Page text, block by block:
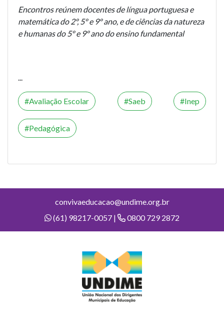
Encontros reúnem docentes de língua portuguesa e
matemática do 2º, 5º e 9º ano, e de ciências da natureza
e humanas do 5º e 9º ano do ensino fundamental
Avaliação Escolar Saeb Inep
Pedagógica
convivaeducacao@undime.org.br
(61) 98217-0057 |
0800 729 2872